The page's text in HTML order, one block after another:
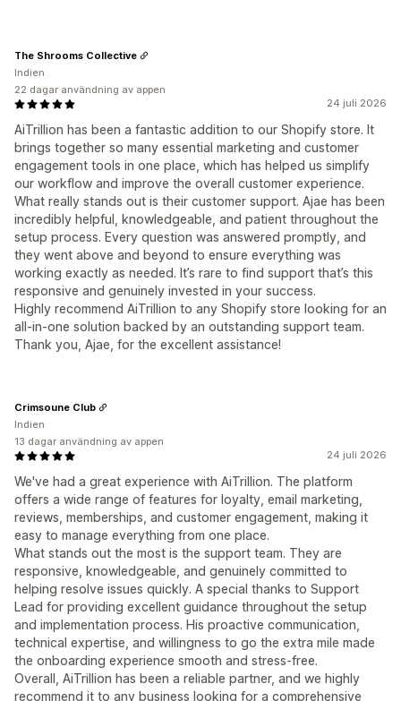
24 juli 2026
AiTrillion has been a fantastic addition to our Shopify store. It
brings together so many essential marketing and customer
engagement tools in one place, which has helped us simplify
our workflow and improve the overall customer experience.
What really stands out is their customer support. Ajae has been
incredibly helpful, knowledgeable, and patient throughout the
setup process. Every question was answered promptly, and
they went above and beyond to ensure everything was
working exactly as needed. It’s rare to find support that’s this
responsive and genuinely invested in your success.
Highly recommend AiTrillion to any Shopify store looking for an
all-in-one solution backed by an outstanding support team.
Thank you, Ajae, for the excellent assistance!
The Shrooms Collective
Indien
22 dagar användning av appen
24 juli 2026
We've had a great experience with AiTrillion. The platform
offers a wide range of features for loyalty, email marketing,
reviews, memberships, and customer engagement, making it
easy to manage everything from one place.
What stands out the most is the support team. They are
responsive, knowledgeable, and genuinely committed to
helping resolve issues quickly. A special thanks to Support
Lead for providing excellent guidance throughout the setup
and implementation process. His proactive communication,
technical expertise, and willingness to go the extra mile made
the onboarding experience smooth and stress-free.
Overall, AiTrillion has been a reliable partner, and we highly
recommend it to any business looking for a comprehensive
Crimsoune Club
Indien
13 dagar användning av appen